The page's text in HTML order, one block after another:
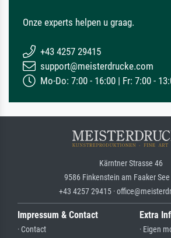
Onze experts helpen u graag.
+43 4257 29415
support@meisterdrucke.com
Mo-Do: 7:00 - 16:00 | Fr: 7:00 -
Kärntner Strasse 46
9586 Finkenstein am Faaker See
+43 4257 29415 ·
Impressum & Contact
· Contact
Extra
· Eigen